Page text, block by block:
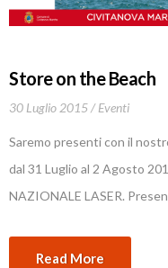
Store on the Beach
30 Luglio 2015 Eventi
Saremo presenti con il
dal 31 Luglio al 2 Agosto
NAZIONALE LASER.
Read More